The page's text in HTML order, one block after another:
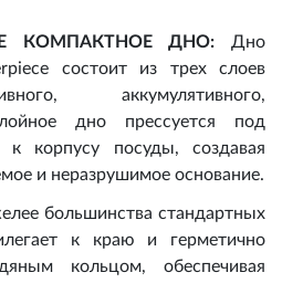
КОМПАКТНОЕ ДНО: Дно
состоит из трех слоев
аккумулятивного,
дно прессуется под
корпусу посуды, создавая
и неразрушимое основание.
большинства стандартных
к краю и герметично
кольцом, обеспечивая